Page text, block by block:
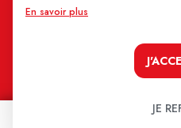
En savoir plus
JE